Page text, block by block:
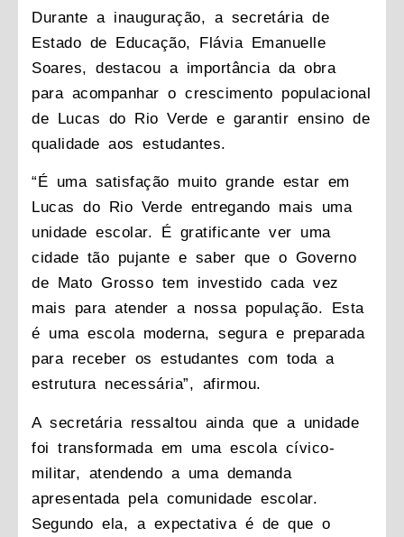
Durante a inauguração, a secretária de
Estado de Educação, Flávia Emanuelle
Soares, destacou a importância da obra
para acompanhar o crescimento populacional
de Lucas do Rio Verde e garantir ensino de
qualidade aos estudantes.
“É uma satisfação muito grande estar em
Lucas do Rio Verde entregando mais uma
unidade escolar. É gratificante ver uma
cidade tão pujante e saber que o Governo
de Mato Grosso tem investido cada vez
mais para atender a nossa população. Esta
é uma escola moderna, segura e preparada
para receber os estudantes com toda a
estrutura necessária”, afirmou.
A secretária ressaltou ainda que a unidade
foi transformada em uma escola cívico-
militar, atendendo a uma demanda
apresentada pela comunidade escolar.
Segundo ela, a expectativa é de que o